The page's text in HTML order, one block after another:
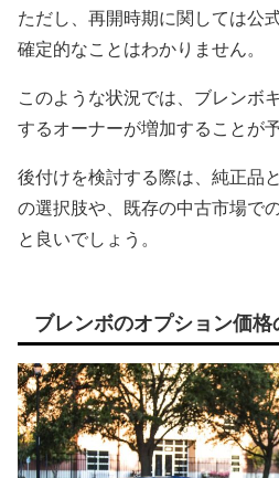
ただし、再開時期に関しては公
確定的なことはわかりません。
このような状況では、ブレンボ
するオーナーが増加することが
後付けを検討する際は、純正品
の選択肢や、既存の中古市場で
と良いでしょう。
ブレンボのオプション価格